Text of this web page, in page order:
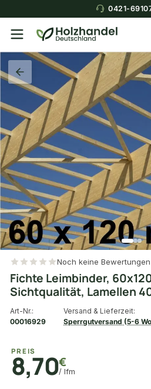
0421-
Noch keine Bewertungen
Fichte Leimbinder,
Sichtqualität, Lamellen
Art-Nr.:
00016929
Versand & Lieferzeit:
Sperrgutversand (5-6
PREIS
8,70€
/ lfm